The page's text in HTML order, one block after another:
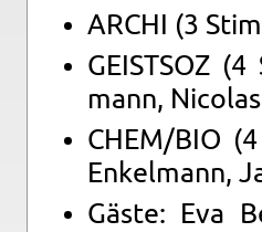
ARCHI (3
GEIST­SOZ
mann,
CHEM/BIO
En­kel­mann,
Gäste: Eva